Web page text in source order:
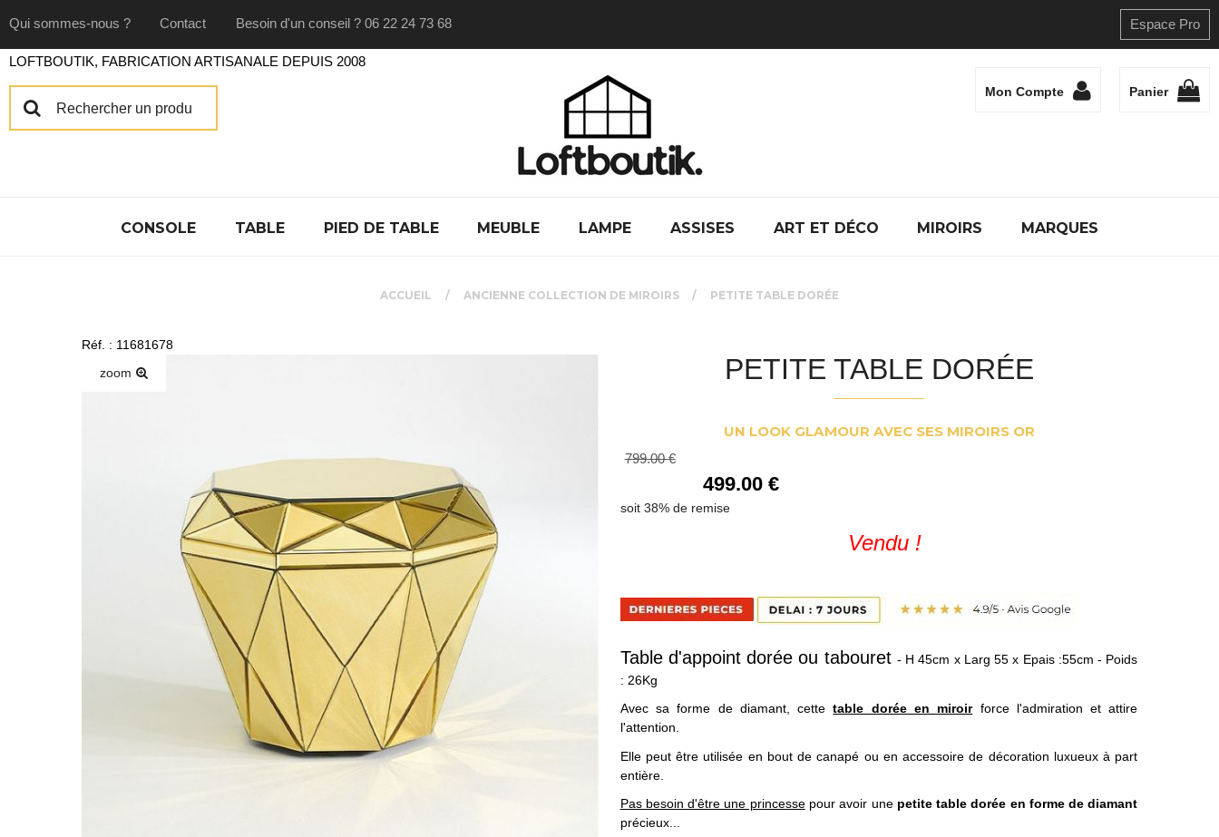
Qui sommes-nous ? Contact Besoin d'un conseil ? 06 22 24 73 68 Espace Pro
Mon Compte Panier
CONSOLE TABLE PIED DE TABLE MEUBLE LAMPE ASSISES ART ET DÉCO MIROIRS MARQUES
ACCUEIL ANCIENNE COLLECTION DE MIROIRS PETITE TABLE DORÉE
Réf. : 11681678
zoom
PETITE TABLE DORÉE
UN LOOK GLAMOUR AVEC SES MIROIRS OR
799.00 €
499.00€
Vendu !
Table d'appoint dorée ou tabouret - H 45cm x Larg 55 x Epais :55cm - Poids
: 26Kg
Avec sa forme de diamant, cettetable dorée en miroir force l'admiration et attire
l'attention.
Elle peut être utilisée en bout de canapé ou en accessoire de décoration luxueux à part
entière.
Pas besoin d'être une princessepour avoir une petite table dorée en forme de diamant
précieux...
LOFTBOUTIK, FABRICATION ARTISANALE DEPUIS 2008